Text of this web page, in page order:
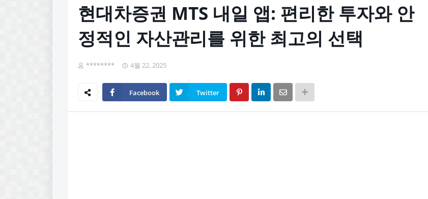
현대차증권 MTS 내일 앱: 편리한 투자와 안
정적인 자산관리를 위한 최고의 선택
******** 4월 22, 2025
Facebook Twitter